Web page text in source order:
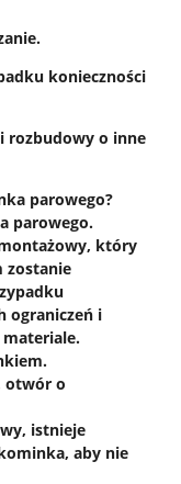
konieczności
rozbudowy o inne
parowego?
parowego.
który
zostanie
ograniczeń i
otwór o
istnieje
aby nie